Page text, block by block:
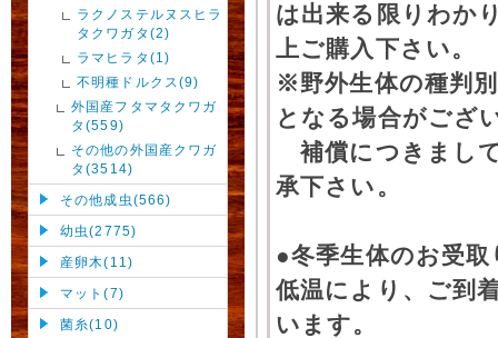
ラクノステルヌスヒラ
タクワガタ(2)
ラマヒラタ(1)
不明種ドルクス(9)
外国産フタマタクワガ
タ(559)
その他の外国産クワガ
タ(3514)
その他成虫(566)
幼虫(2775)
産卵木(11)
マット(7)
菌糸(10)
は出来る限りわか
上ご購入下さい。
※野外生体の種判
となる場合がござ
補償につきまし
承下さい。
●冬季生体のお受
低温により、ご到
います。